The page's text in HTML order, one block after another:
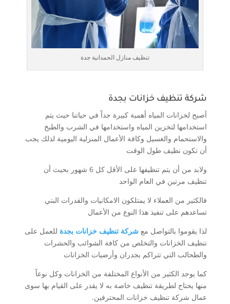
تنظيف منازل الحمدانية جدة
شركة تنظيف خزانات بجدة
أصبح لخزانات المياه أهمية كبيرة جداً في حياتنا حيث يتم
استخدامها لتخزين المياه واستخدامها في الشرب والطبخ
والاستحمام والغسيل وكافة الأعمال المنزلية اليومية لذلك يجب
أن تكون نظيف طول الوقت
ولابد من أن يتم تنظيفها على الأقل كل 6 شهور بحيث أن
تنظيف مرتين في العام الواحد
فالكثير من العملاء لا يمتلكون الامكانيات والقدرات البتي
تساعدهم على تنفيذ هذا النوع من الأعمال
لذا يقوموا بالتواصل مع شركة تنظيف خزانات بجدة للعمل على
تنظيف الخزانات والتخلص من كافة الشوائب والحشرات
والطحالب التي تتراكم بجدران وأرضيات الخزانات
كما يوجد الكثير من الأنواع المختلفة من الخزانات وكل نوعاً
منها يحتاج لطريقة تنظيف خاصة به لا يقدر على القيام بها سوى
عمال شركة تنظيف خزانات المحترفين.